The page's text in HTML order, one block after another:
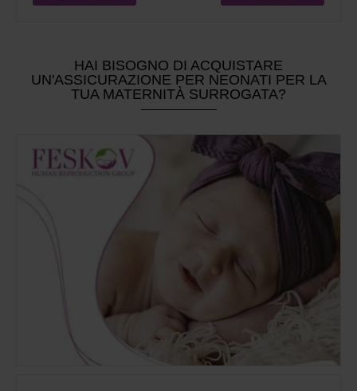
HAI BISOGNO DI ACQUISTARE
UN'ASSICURAZIONE PER NEONATI PER LA
TUA MATERNITÀ SURROGATA?